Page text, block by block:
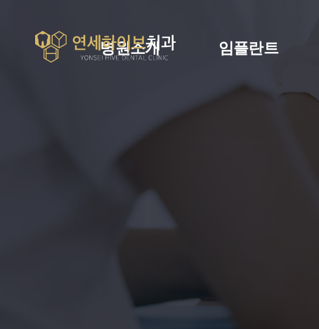
병원소개 임플란트